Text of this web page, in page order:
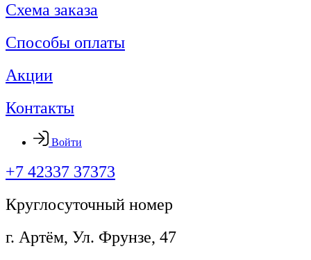
Схема заказа
Способы оплаты
Акции
Контакты
Войти
+7 42337 37373
Круглосуточный номер
г. Артём, ​Ул. Фрунзе, 47